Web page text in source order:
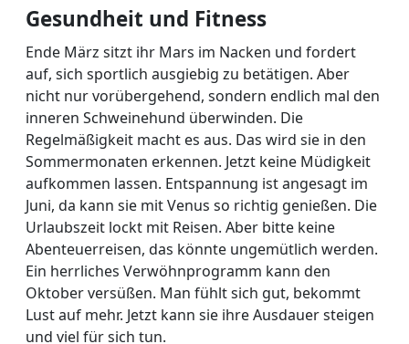
Gesundheit und Fitness
Ende März sitzt ihr Mars im Nacken und fordert
auf, sich sportlich ausgiebig zu betätigen. Aber
nicht nur vorübergehend, sondern endlich mal den
inneren Schweinehund überwinden. Die
Regelmäßigkeit macht es aus. Das wird sie in den
Sommermonaten erkennen. Jetzt keine Müdigkeit
aufkommen lassen. Entspannung ist angesagt im
Juni, da kann sie mit Venus so richtig genießen. Die
Urlaubszeit lockt mit Reisen. Aber bitte keine
Abenteuerreisen, das könnte ungemütlich werden.
Ein herrliches Verwöhnprogramm kann den
Oktober versüßen. Man fühlt sich gut, bekommt
Lust auf mehr. Jetzt kann sie ihre Ausdauer steigen
und viel für sich tun.